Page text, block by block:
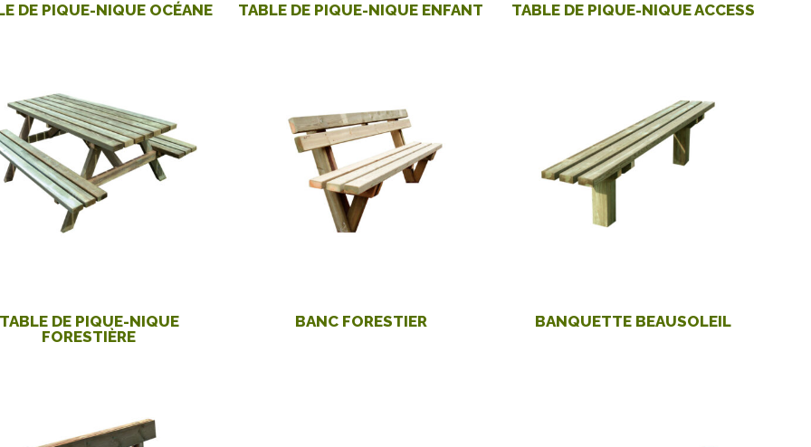
DE PIQUE-NIQUE OCÉANE TABLE DE PIQUE-NIQUE ENFANT TABLE DE PIQUE-NIQUE ACCESS
DE PIQUE-NIQUE
FORESTIÈRE
BANC FORESTIER BANQUETTE BEAUSOLEIL